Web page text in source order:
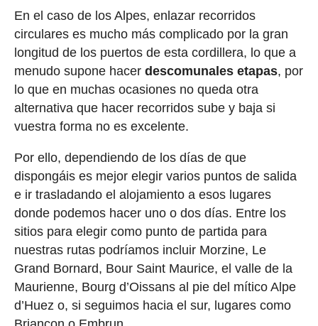
En el caso de los Alpes, enlazar recorridos
circulares es mucho más complicado por la gran
longitud de los puertos de esta cordillera, lo que a
menudo supone hacer descomunales etapas, por
lo que en muchas ocasiones no queda otra
alternativa que hacer recorridos sube y baja si
vuestra forma no es excelente.
Por ello, dependiendo de los días de que
dispongáis es mejor elegir varios puntos de salida
e ir trasladando el alojamiento a esos lugares
donde podemos hacer uno o dos días. Entre los
sitios para elegir como punto de partida para
nuestras rutas podríamos incluir Morzine, Le
Grand Bornard, Bour Saint Maurice, el valle de la
Maurienne, Bourg d’Oissans al pie del mítico Alpe
d’Huez o, si seguimos hacia el sur, lugares como